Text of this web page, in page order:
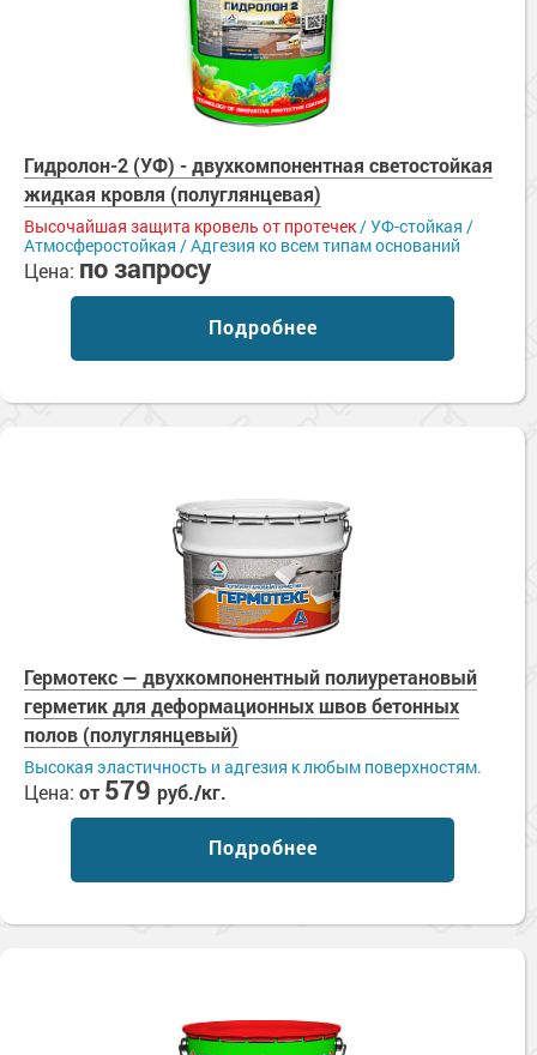
Гидролон-2 (УФ) - двухкомпонентная светостойкая
жидкая кровля (полуглянцевая)
Высочайшая защита кровель от протечек/ УФ-стойкая /
Атмосферостойкая / Адгезия ко всем типам оснований
Цена: по запросу
Подробнее
Гермотекс — двухкомпонентный полиуретановый
герметик для деформационных швов бетонных
полов (полуглянцевый)
Высокая эластичность и адгезия к любым поверхностям.
Цена: от 579 руб./кг.
Подробнее